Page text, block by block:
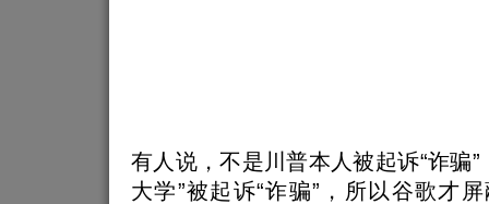
有人说，不是川普本人被起诉“诈骗
大学”被起诉“诈骗”，所以谷歌才